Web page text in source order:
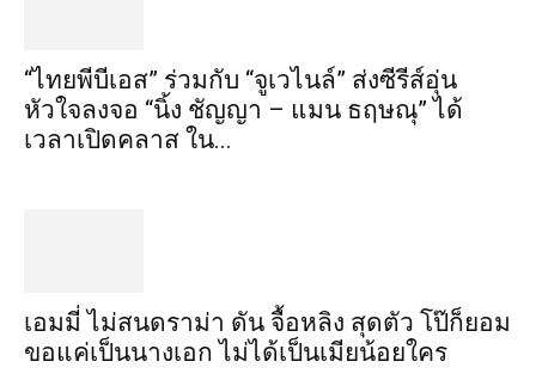
“ไทยพีบีเอส” ร่วมกับ “จูเวไนล์” ส่งซีรีส์อุ่น
หัวใจลงจอ “นิ้ง ชัญญา – แมน ธฤษณุ” ได้
เวลาเปิดคลาส ใน...
เอมมี่ ไม่สนดราม่า ดัน จื้อหลิง สุดตัว โป๊ก็ยอม
ขอแค่เป็นนางเอก ไม่ได้เป็นเมียน้อยใคร